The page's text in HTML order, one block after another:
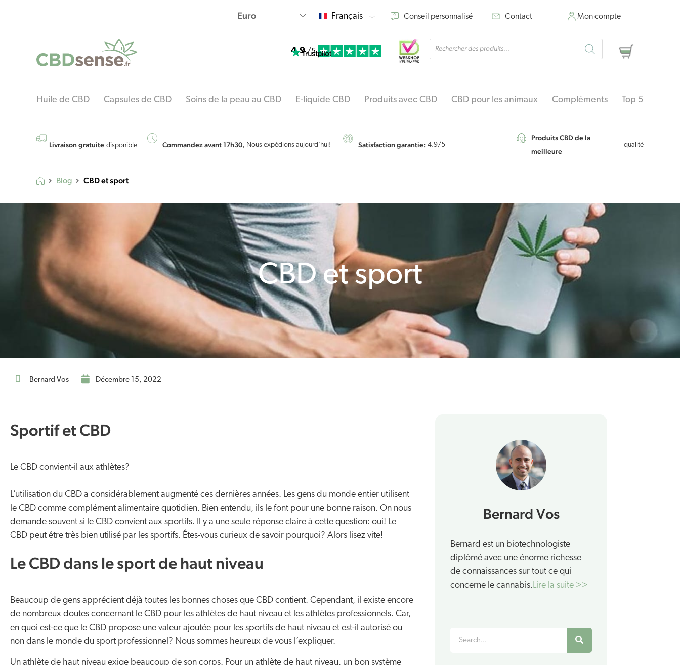
Français Conseil personnalisé Contact Mon compte
4.9 /5
Recherche
de
produits
Panier
Huile de CBD Capsules de CBD Soins de la peau au CBD E-liquide CBD Produits avec CBD CBD pour les animaux Compléments Top 5
Livraison gratuite disponible Commandez avant 17h30, Nous expédions aujourd’hui! Satisfaction garantie: 4.9/5
Produits CBD de la
meilleure
qualité
Blog CBD et sport
CBD et sport
Bernard Vos décembre 15, 2022
Sportif et CBD
Le CBD convient-il aux athlètes?
L’utilisation du CBD a considérablement augmenté ces dernières années. Les gens du monde entier utilisent
le CBD comme complément alimentaire quotidien. Bien entendu, ils le font pour une bonne raison. On nous
demande souvent si le CBD convient aux sportifs. Il y a une seule réponse claire à cette question: oui! Le
CBD peut être très bien utilisé par les sportifs. Êtes-vous curieux de savoir pourquoi? Alors lisez vite!
Le CBD dans le sport de haut niveau
Beaucoup de gens apprécient déjà toutes les bonnes choses que CBD contient. Cependant, il existe encore
de nombreux doutes concernant le CBD pour les athlètes de haut niveau et les athlètes professionnels. Car,
en quoi est-ce que le CBD propose une valeur ajoutée pour les sportifs de haut niveau et est-il autorisé ou
non dans le monde du sport professionnel? Nous sommes heureux de vous l’expliquer.
Un athlète de haut niveau exige beaucoup de son corps. Pour un athlète de haut niveau, un bon système
Bernard Vos
Bernard est un biotechnologiste
diplômé avec une énorme richesse
de connaissances sur tout ce qui
concerne le cannabis.Lire la suite >>